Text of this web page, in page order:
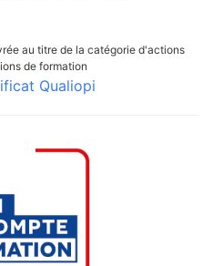
au titre de la catégorie d'actions
de formation
Qualiopi